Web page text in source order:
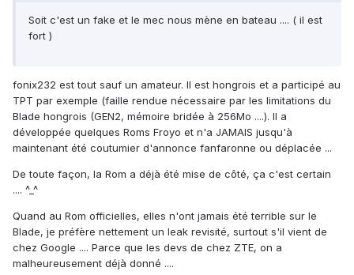
Soit c'est un fake et le mec nous mène en bateau .... ( il est
fort )
fonix232 est tout sauf un amateur. Il est hongrois et a participé au
TPT par exemple (faille rendue nécessaire par les limitations du
Blade hongrois (GEN2, mémoire bridée à 256Mo ....). Il a
développée quelques Roms Froyo et n'a JAMAIS jusqu'à
maintenant été coutumier d'annonce fanfaronne ou déplacée ...
De toute façon, la Rom a déjà été mise de côté, ça c'est certain
.... ^_^
Quand au Rom officielles, elles n'ont jamais été terrible sur le
Blade, je préfère nettement un leak revisité, surtout s'il vient de
chez Google .... Parce que les devs de chez ZTE, on a
malheureusement déjà donné ....